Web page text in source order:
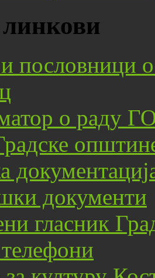
и пословници
о раду
документи
гласник